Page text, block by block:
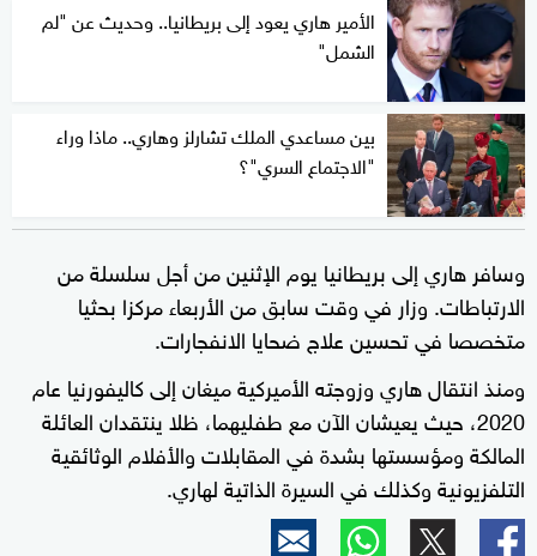
الأمير هاري يعود إلى بريطانيا.. وحديث عن "لم
الشمل"
بين مساعدي الملك تشارلز وهاري.. ماذا وراء
"الاجتماع السري"؟
وسافر هاري إلى بريطانيا يوم الإثنين من أجل سلسلة من
الارتباطات. وزار في وقت سابق من الأربعاء مركزا بحثيا
متخصصا في تحسين علاج ضحايا الانفجارات.
ومنذ انتقال هاري وزوجته الأميركية ميغان إلى كاليفورنيا عام
2020، حيث يعيشان الآن مع طفليهما، ظلا ينتقدان العائلة
المالكة ومؤسستها بشدة في المقابلات والأفلام الوثائقية
التلفزيونية وكذلك في السيرة الذاتية لهاري.